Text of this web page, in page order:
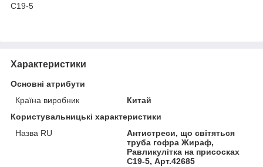
С19-5
Характеристики
Основні атрибути
Країна виробник
Китай
Користувальницькі характеристики
Назва RU
Антистреси, що світяться
труба гофра Жираф,
Равликулітка на присосках
С19-5, Арт.42685